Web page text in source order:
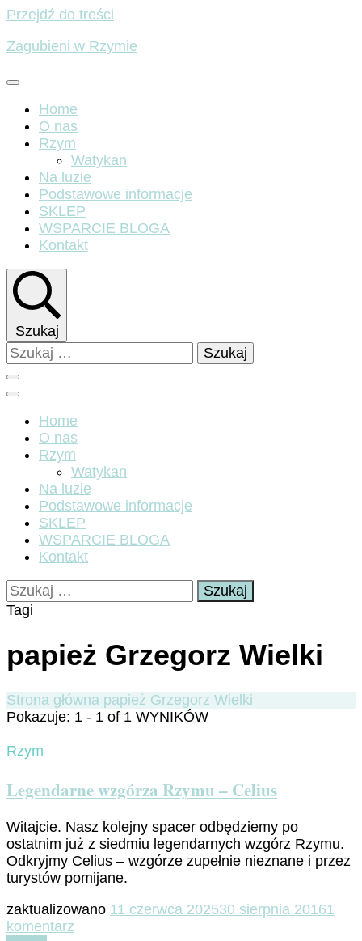
Przejdź do treści
Zagubieni w Rzymie
Home
O nas
Rzym
Watykan
Na luzie
Podstawowe informacje
SKLEP
WSPARCIE BLOGA
Kontakt
Szukaj
Szukaj:
Home
O nas
Rzym
Watykan
Na luzie
Podstawowe informacje
SKLEP
WSPARCIE BLOGA
Kontakt
Szukaj:
Tagi
papież Grzegorz Wielki
Strona główna papież Grzegorz Wielki
Pokazuje: 1 - 1 of 1 WYNIKÓW
Rzym
Legendarne wzgórza Rzymu – Celius
Witajcie. Nasz kolejny spacer odbędziemy po
ostatnim już z siedmiu legendarnych wzgórz Rzymu.
Odkryjmy Celius – wzgórze zupełnie nieznane i przez
turystów pomijane.
zaktualizowano 11 czerwca 202530 sierpnia 20161
komentarz